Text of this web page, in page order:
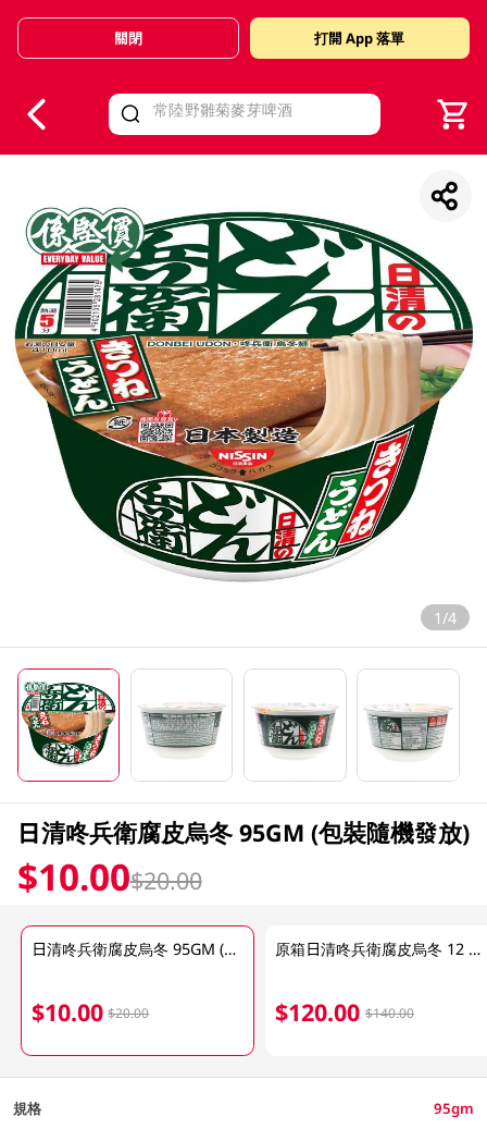
Valid Until 30 June 2026
關閉 打開 App 落單
1/4
日清咚兵衛腐皮烏冬 95GM (包裝隨機發放)
$10.00$20.00
日清咚兵衛腐皮烏冬 95GM (包裝隨機發放)
$10.00 $20.00
原箱日清咚兵衛腐皮烏冬 12 X 95GM (包裝隨機發放) (有效期至2026年8月9號)
$120.00 $140.00
規格 95gm